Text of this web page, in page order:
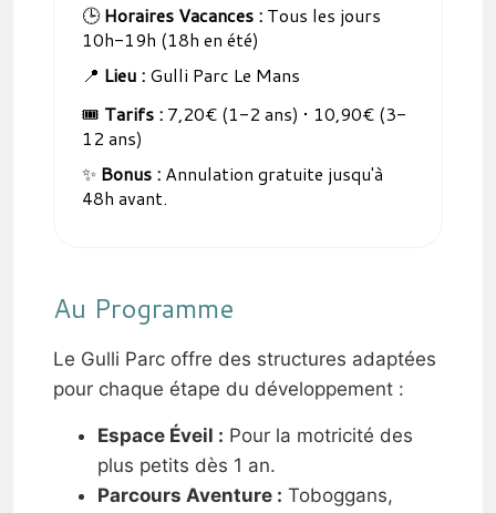
🕒 Horaires Vacances : Tous les jours
10h-19h (18h en été)
📍 Lieu : Gulli Parc Le Mans
🎟️ Tarifs : 7,20€ (1-2 ans) • 10,90€ (3-
12 ans)
✨ Bonus : Annulation gratuite jusqu'à
48h avant.
Au Programme
Le Gulli Parc offre des structures adaptées
pour chaque étape du développement :
Espace Éveil : Pour la motricité des
plus petits dès 1 an.
Parcours Aventure : Toboggans,